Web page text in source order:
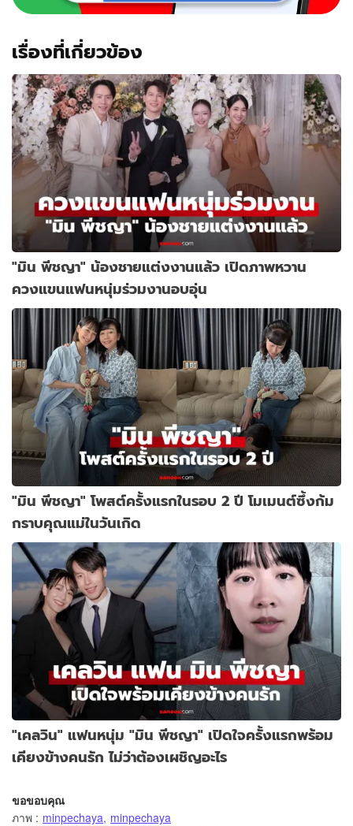
เรื่องที่เกี่ยวข้อง
"มิน พีชญา" น้องชายแต่งงานแล้ว เปิดภาพหวาน
ควงแขนแฟนหนุ่มร่วมงานอบอุ่น
"มิน พีชญา" โพสต์ครั้งแรกในรอบ 2 ปี โมเมนต์ซึ้งก้ม
กราบคุณแม่ในวันเกิด
"เคลวิน" แฟนหนุ่ม "มิน พีชญา" เปิดใจครั้งแรกพร้อม
เคียงข้างคนรัก ไม่ว่าต้องเผชิญอะไร
ขอขอบคุณ
ภาพ : minpechaya, minpechaya